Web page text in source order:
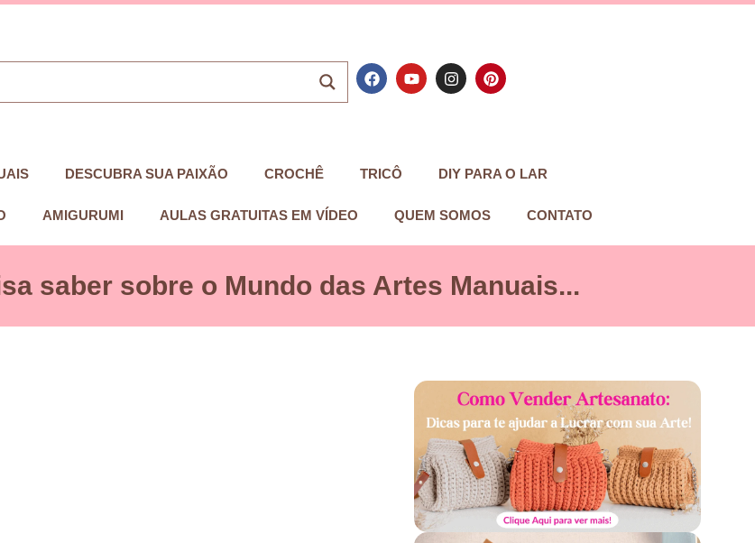
DESCUBRA SUA PAIXÃO CROCHÊ TRICÔ DIY PARA O LAR
AMIGURUMI AULAS GRATUITAS EM VÍDEO QUEM SOMOS CONTATO
saber sobre o Mundo das Artes Manuais...